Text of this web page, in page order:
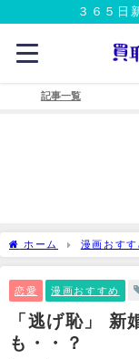
３６５日
記事一覧
ホーム 漫画おすす
チ？それとも・・？
恋愛 漫画おすすめ
「逃げ恥」 新
も・・？